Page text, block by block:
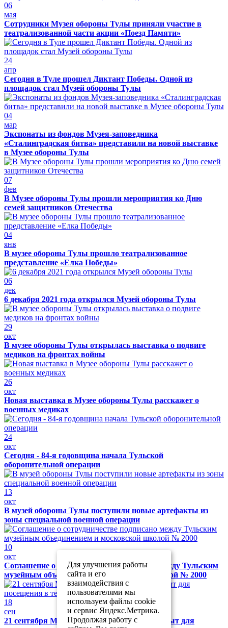
06
мая
Сотрудники Музея обороны Тулы приняли участие в
театрализованной части акции «Поезд Памяти»
24
апр
Сегодня в Туле прошел Диктант Победы. Одной из
площадок стал Музей обороны Тулы
04
мар
Экспонаты из фондов Музея-заповедника
«Сталинградская битва» представили на новой выставке
в Музее обороны Тулы
07
фев
В Музее обороны Тулы прошли мероприятия ко Дню
семей защитников Отечества
04
янв
В музее обороны Тулы прошло театрализованное
представление «Елка Победы»
06
дек
6 декабря 2021 года открылся Музей обороны Тулы
29
окт
В музее обороны Тулы открылась выставка о подвиге
медиков на фронтах войны
26
окт
Новая выставка в Музее обороны Тулы расскажет о
военных медиках
24
окт
Сегодня - 84-я годовщина начала Тульской
оборонительной операции
13
окт
В музей обороны Тулы поступили новые артефакты из
зоны специальной военной операции
10
окт
Соглашение о сотрудничестве подписано между Тульским
музейным объединением и московской школой № 2000
18
сен
21 сентября Музей обороны Тулы будет закрыт для
Для улучшения работы
сайта и его
взаимодействия с
пользователями мы
используем файлы cookie
и сервис Яндекс.Метрика.
Продолжая работу с